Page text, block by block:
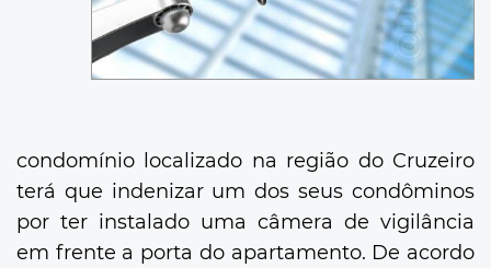
condomínio localizado na região do Cruzeiro
terá que indenizar um dos seus condôminos
por ter instalado uma câmera de vigilância
em frente a porta do apartamento. De acordo